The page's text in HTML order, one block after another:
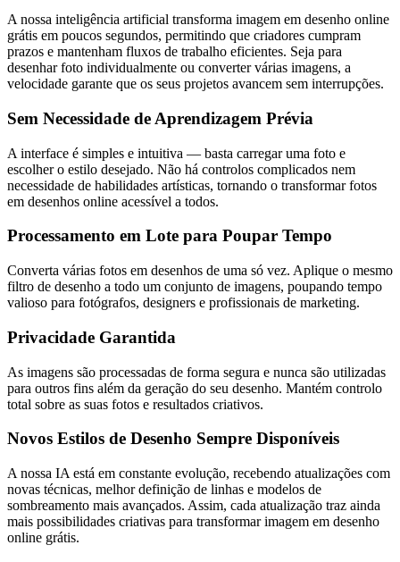
A nossa inteligência artificial transforma imagem em desenho online
grátis em poucos segundos, permitindo que criadores cumpram
prazos e mantenham fluxos de trabalho eficientes. Seja para
desenhar foto individualmente ou converter várias imagens, a
velocidade garante que os seus projetos avancem sem interrupções.
Sem Necessidade de Aprendizagem Prévia
A interface é simples e intuitiva — basta carregar uma foto e
escolher o estilo desejado. Não há controlos complicados nem
necessidade de habilidades artísticas, tornando o transformar fotos
em desenhos online acessível a todos.
Processamento em Lote para Poupar Tempo
Converta várias fotos em desenhos de uma só vez. Aplique o mesmo
filtro de desenho a todo um conjunto de imagens, poupando tempo
valioso para fotógrafos, designers e profissionais de marketing.
Privacidade Garantida
As imagens são processadas de forma segura e nunca são utilizadas
para outros fins além da geração do seu desenho. Mantém controlo
total sobre as suas fotos e resultados criativos.
Novos Estilos de Desenho Sempre Disponíveis
A nossa IA está em constante evolução, recebendo atualizações com
novas técnicas, melhor definição de linhas e modelos de
sombreamento mais avançados. Assim, cada atualização traz ainda
mais possibilidades criativas para transformar imagem em desenho
online grátis.